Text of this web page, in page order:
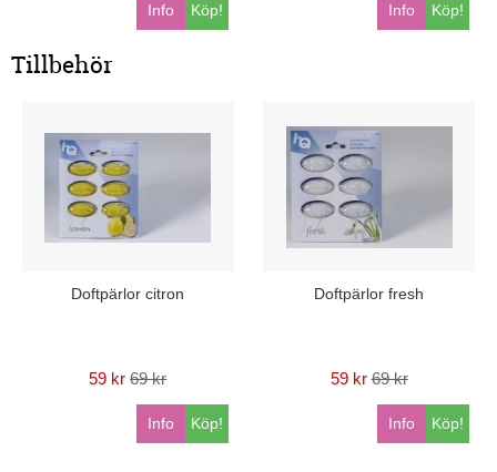
Köp!
Info Köp!
Info
Tillbehör
Doftpärlor citron
59 kr 69 kr
Köp!
Info
Doftpärlor fresh
59 kr 69 kr
Köp!
Info